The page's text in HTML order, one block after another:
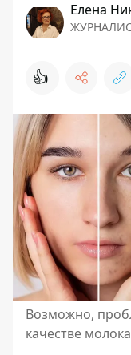
Елена
👍
Возможно,
качестве